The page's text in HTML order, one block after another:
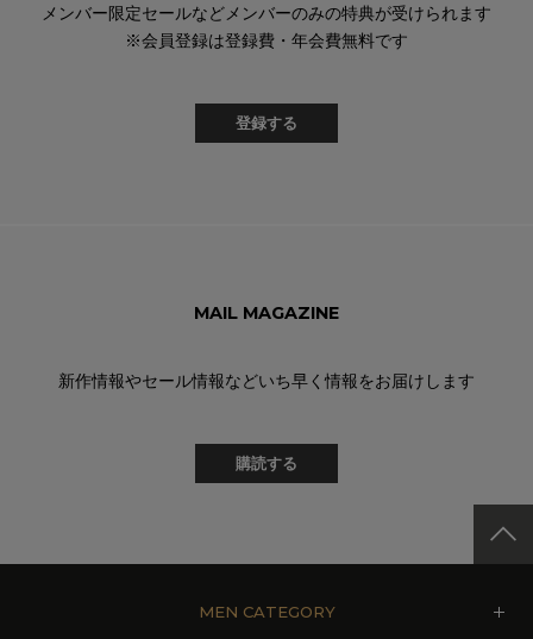
メンバー限定セールなどメンバーのみの特典が受けられます
※会員登録は登録費・年会費無料です
登録する
MAIL MAGAZINE
新作情報やセール情報などいち早く情報をお届けします
購読する
MEN CATEGORY